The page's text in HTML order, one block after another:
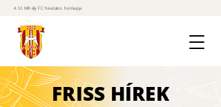
A St. Mihály FC hivatalos honlapja
FRISS HÍREK